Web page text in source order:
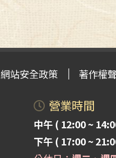
網站安全政策 著作權
營業時間
中午 ( 12:00 ~
下午 ( 17:00 ~